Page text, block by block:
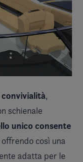
,
schienale
unico consente
offrendo così una
adatta per le